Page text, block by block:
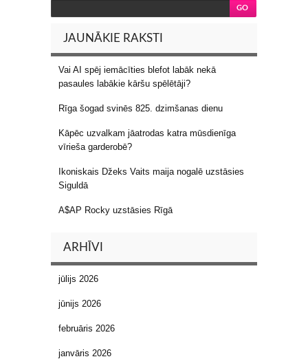
JAUNĀKIE RAKSTI
Vai AI spēj iemācīties blefot labāk nekā
pasaules labākie kāršu spēlētāji?
Rīga šogad svinēs 825. dzimšanas dienu
Kāpēc uzvalkam jāatrodas katra mūsdienīga
vīrieša garderobē?
Ikoniskais Džeks Vaits maija nogalē uzstāsies
Siguldā
A$AP Rocky uzstāsies Rīgā
ARHĪVI
jūlijs 2026
jūnijs 2026
februāris 2026
janvāris 2026